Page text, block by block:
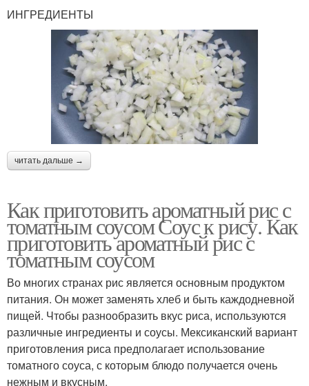
ИНГРЕДИЕНТЫ
читать дальше →
Как приготовить ароматный рис с
томатным соусом Соус к рису. Как
приготовить ароматный рис с
томатным соусом
Во многих странах рис является основным продуктом
питания. Он может заменять хлеб и быть каждодневной
пищей. Чтобы разнообразить вкус риса, используются
различные ингредиенты и соусы. Мексиканский вариант
приготовления риса предполагает использование
томатного соуса, с которым блюдо получается очень
нежным и вкусным.